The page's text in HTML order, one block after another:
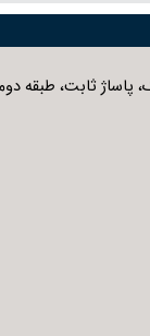
و اطلاع از شرایط
پاساژ ثابت، طبقه دوم،